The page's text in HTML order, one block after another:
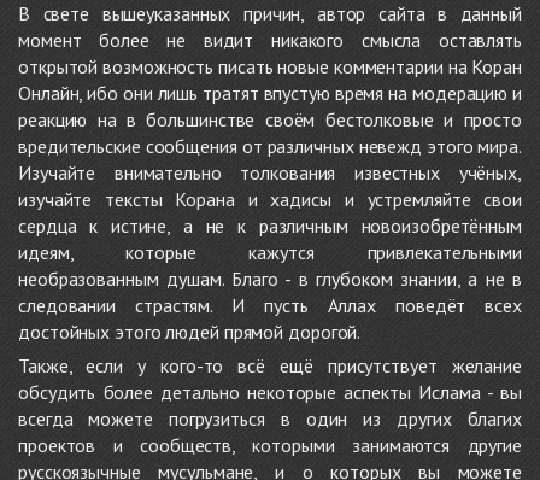
В свете вышеуказанных причин, автор сайта в данный
момент более не видит никакого смысла оставлять
открытой возможность писать новые комментарии на Коран
Онлайн, ибо они лишь тратят впустую время на модерацию и
реакцию на в большинстве своём бестолковые и просто
вредительские сообщения от различных невежд этого мира.
Изучайте внимательно толкования известных учёных,
изучайте тексты Корана и хадисы и устремляйте свои
сердца к истине, а не к различным новоизобретённым
идеям, которые кажутся привлекательными
необразованным душам. Благо - в глубоком знании, а не в
следовании страстям. И пусть Аллах поведёт всех
достойных этого людей прямой дорогой.
Также, если у кого-то всё ещё присутствует желание
обсудить более детально некоторые аспекты Ислама - вы
всегда можете погрузиться в один из других благих
проектов и сообществ, которыми занимаются другие
русскоязычные мусульмане, и о которых вы можете